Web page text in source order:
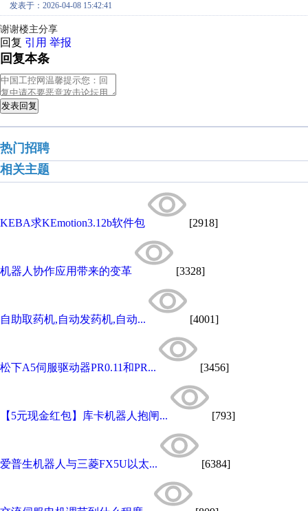
发表于：2026-04-08 15:42:41
谢谢楼主分享
回复 引用 举报
回复本条
发表回复
热门招聘
相关主题
KEBA求KEmotion3.12b软件包 [2918]
机器人协作应用带来的变革 [3328]
自助取药机,自动发药机,自动... [4001]
松下A5伺服驱动器PR0.11和PR... [3456]
【5元现金红包】库卡机器人抱闸... [793]
爱普生机器人与三菱FX5U以太... [6384]